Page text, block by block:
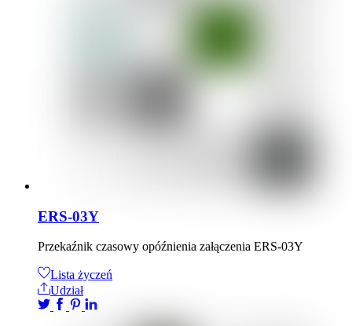
ERS-03Y
Przekaźnik czasowy opóźnienia załączenia ERS-03Y
Lista życzeń
Udział